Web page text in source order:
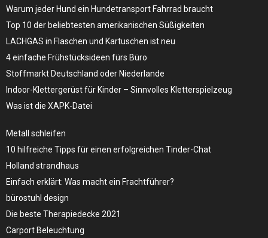
Warum jeder Hund ein Hundetransport Fahrrad braucht
Top 10 der beliebtesten amerikanischen Süßigkeiten
LACHGAS in Flaschen und Kartuschen ist neu
4 einfache Frühstücksideen fürs Büro
Stoffmarkt Deutschland oder Niederlande
Indoor-Klettergerüst für Kinder – Sinnvolles Kletterspielzeug
Was ist die XAPK-Datei
Metall schleifen
10 hilfreiche Tipps für einen erfolgreichen Tinder-Chat
Holland strandhaus
Einfach erklärt: Was macht ein Frachtführer?
bürostuhl design
Die beste Therapiedecke 2021
Carport Beleuchtung